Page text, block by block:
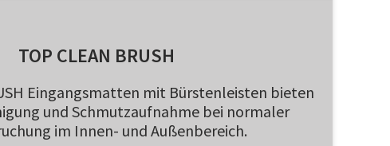
TOP CLEAN BRUSH
Eingangsmatten mit Bürstenleisten bieten
und Schmutzaufnahme bei normaler
im Innen- und Außenbereich.